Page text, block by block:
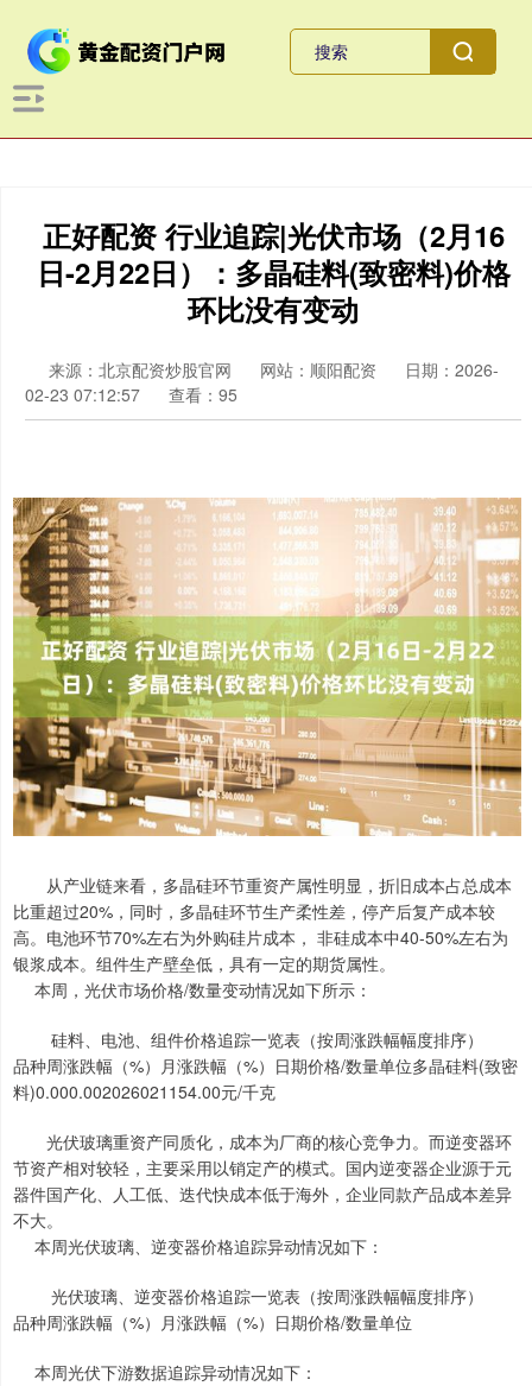
正好配资 行业追踪|光伏市场（2月16
日-2月22日）：多晶硅料(致密料)价格
环比没有变动
来源：北京配资炒股官网 网站：顺阳配资
日期：2026-
02-23 07:12:57
查看：95
从产业链来看，多晶硅环节重资产属性明显，折旧成本占总成本
比重超过20%，同时，多晶硅环节生产柔性差，停产后复产成本较
高。电池环节70%左右为外购硅片成本， 非硅成本中40-50%左右为
银浆成本。组件生产壁垒低，具有一定的期货属性。
本周，光伏市场价格/数量变动情况如下所示：
硅料、电池、组件价格追踪一览表（按周涨跌幅幅度排序）
品种周涨跌幅（%）月涨跌幅（%）日期价格/数量单位多晶硅料(致密
料)0.000.002026021154.00元/千克
光伏玻璃重资产同质化，成本为厂商的核心竞争力。而逆变器环
节资产相对较轻，主要采用以销定产的模式。国内逆变器企业源于元
器件国产化、人工低、迭代快成本低于海外，企业同款产品成本差异
不大。
本周光伏玻璃、逆变器价格追踪异动情况如下：
光伏玻璃、逆变器价格追踪一览表（按周涨跌幅幅度排序）
品种周涨跌幅（%）月涨跌幅（%）日期价格/数量单位
本周光伏下游数据追踪异动情况如下：